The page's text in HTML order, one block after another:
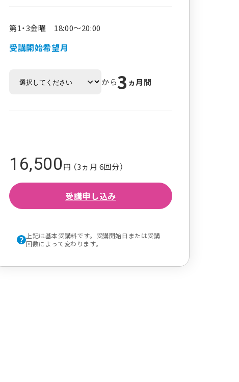
第1・3金曜 18:00～20:00
受講開始希望月
から3 ヵ月間
16,500円 （3ヵ月 6回分）
受講申し込み
上記は基本受講料です。受講開始日または受講
回数によって変わります。